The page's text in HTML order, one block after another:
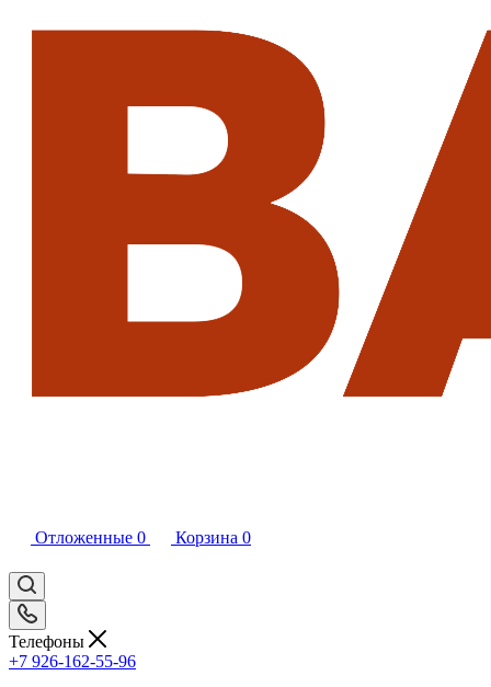
Отложенные 0 Корзина 0
Телефоны
+7 926-162-55-96